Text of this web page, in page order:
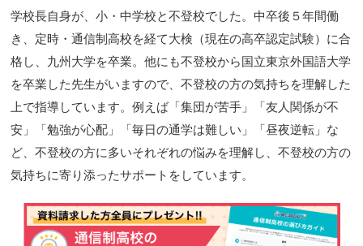
学校長自身が、小・中学校と不登校でした。中卒後５年間働
き、定時・通信制高校を経て大検（現在の高卒認定試験）に合
格し、九州大学を卒業。他にも不登校から国立東京外国語大学
を卒業した先生がいますので、不登校の方の気持ちを理解した
上で指導しています。例えば「集団が苦手」「友人関係が不
安」「勉強が心配」「毎日の通学は難しい」「昼夜逆転」な
ど、不登校の方に多いそれぞれの悩みを理解し、不登校の方の
気持ちに寄り添ったサポートをしています。